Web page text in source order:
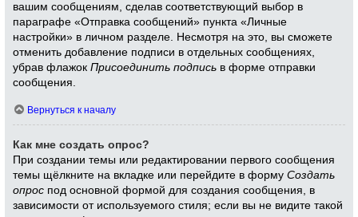
вашим сообщениям, сделав соответствующий выбор в
параграфе «Отправка сообщений» пункта «Личные
настройки» в личном разделе. Несмотря на это, вы сможете
отменить добавление подписи в отдельных сообщениях,
убрав флажокПрисоединить подпись в форме отправки
сообщения.
Вернуться к началу
Как мне создать опрос?
При создании темы или редактировании первого сообщения
темы щёлкните на вкладке или перейдите в формуСоздать
опрос под основной формой для создания сообщения, в
зависимости от используемого стиля; если вы не видите такой